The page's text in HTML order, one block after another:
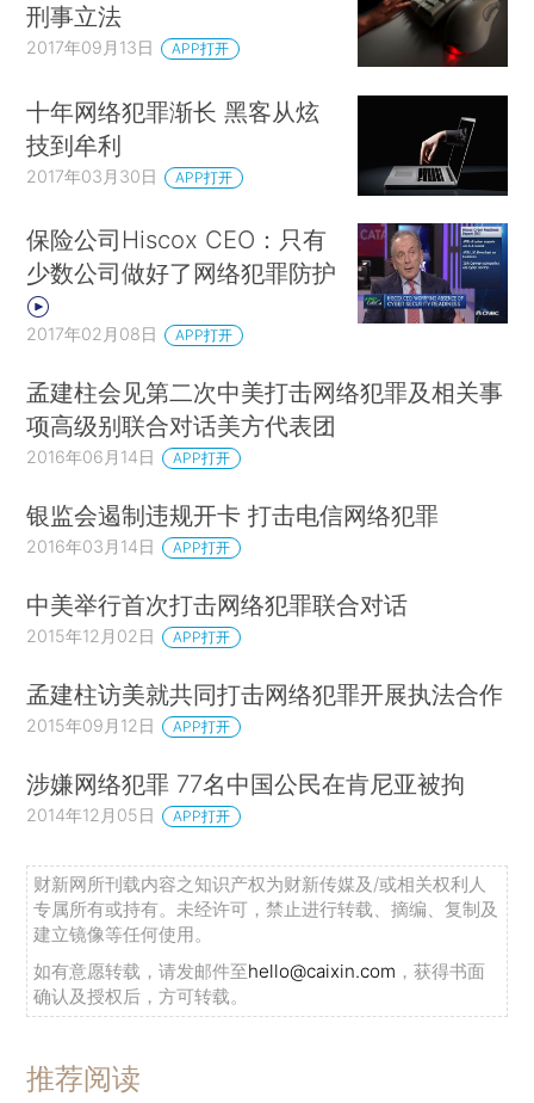
刑事立法
2017年09月13日 APP打开
十年网络犯罪渐长 黑客从炫
技到牟利
2017年03月30日 APP打开
保险公司Hiscox CEO：只有
少数公司做好了网络犯罪防护
2017年02月08日 APP打开
孟建柱会见第二次中美打击网络犯罪及相关事
项高级别联合对话美方代表团
2016年06月14日 APP打开
银监会遏制违规开卡 打击电信网络犯罪
2016年03月14日 APP打开
中美举行首次打击网络犯罪联合对话
2015年12月02日 APP打开
孟建柱访美就共同打击网络犯罪开展执法合作
2015年09月12日 APP打开
涉嫌网络犯罪 77名中国公民在肯尼亚被拘
2014年12月05日 APP打开
财新网所刊载内容之知识产权为财新传媒及/或相关权利人
专属所有或持有。未经许可，禁止进行转载、摘编、复制及
建立镜像等任何使用。
如有意愿转载，请发邮件至hello@caixin.com ，获得书面
确认及授权后，方可转载。
推荐阅读